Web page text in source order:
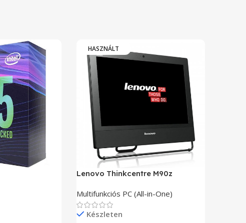
HASZNÁLT
Lenovo Thinkcentre M90z
Multifunkciós PC (All-in-One)
Készleten